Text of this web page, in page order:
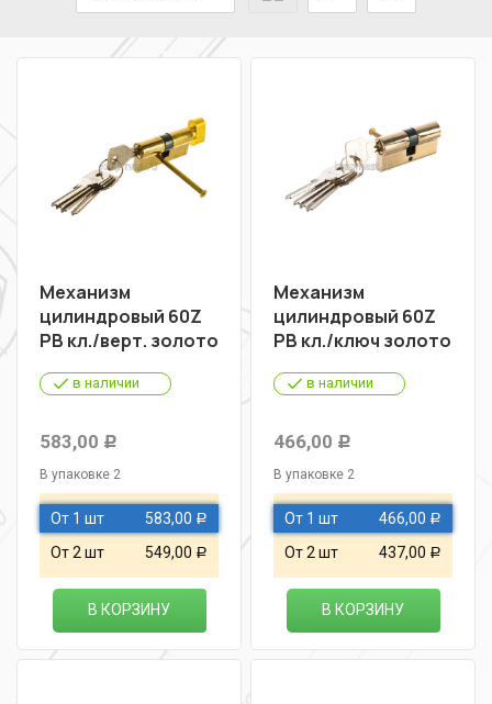
Механизм
цилиндровый 60Z
PB кл./верт. золото
в наличии
583,00 Р
В упаковке 2
От 1 шт 583,00 Р
От 2 шт 549,00 Р
В КОРЗИНУ
Механизм
цилиндровый 60Z
PB кл./ключ золото
в наличии
466,00 Р
В упаковке 2
От 1 шт 466,00 Р
От 2 шт 437,00 Р
В КОРЗИНУ